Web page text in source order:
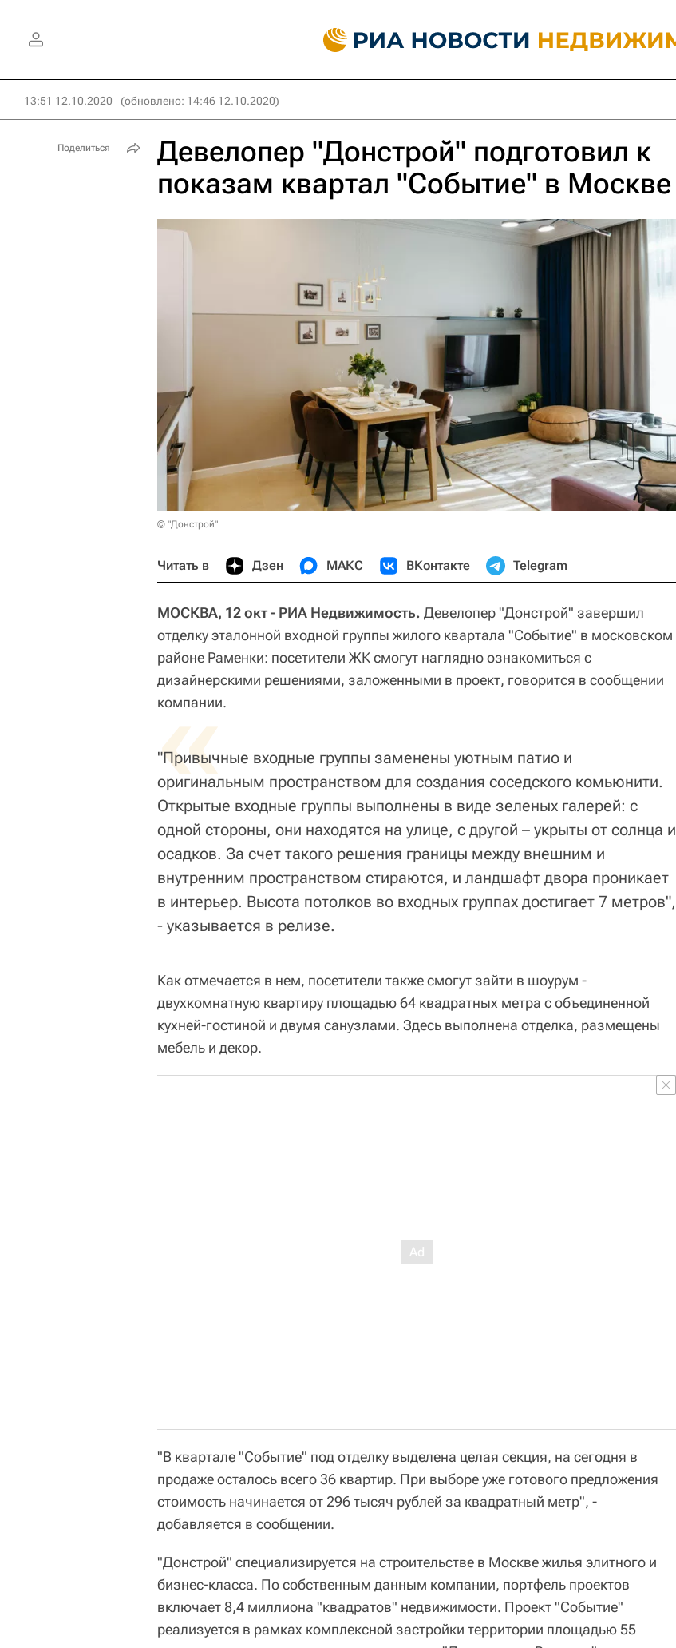
13:51 12.10.2020 (обновлено: 14:46 12.10.2020)
Девелопер "Донстрой" подготовил к
показам квартал "Событие" в Москве
© "Донстрой"
Читать в Дзен МАКС ВКонтакте Telegram
МОСКВА, 12 окт - РИА Недвижимость. Девелопер "Донстрой" завершил
отделку эталонной входной группы жилого квартала "Событие" в московском
районе Раменки: посетители ЖК смогут наглядно ознакомиться с
дизайнерскими решениями, заложенными в проект, говорится в сообщении
компании.
«
"Привычные входные группы заменены уютным патио и
оригинальным пространством для создания соседского комьюнити.
Открытые входные группы выполнены в виде зеленых галерей: с
одной стороны, они находятся на улице, с другой – укрыты от солнца и
осадков. За счет такого решения границы между внешним и
внутренним пространством стираются, и ландшафт двора проникает
в интерьер. Высота потолков во входных группах достигает 7 метров",
- указывается в релизе.
Как отмечается в нем, посетители также смогут зайти в шоурум -
двухкомнатную квартиру площадью 64 квадратных метра с объединенной
кухней-гостиной и двумя санузлами. Здесь выполнена отделка, размещены
мебель и декор.
"В квартале "Событие" под отделку выделена целая секция, на сегодня в
продаже осталось всего 36 квартир. При выборе уже готового предложения
стоимость начинается от 296 тысяч рублей за квадратный метр", -
добавляется в сообщении.
"Донстрой" специализируется на строительстве в Москве жилья элитного и
бизнес-класса. По собственным данным компании, портфель проектов
включает 8,4 миллиона "квадратов" недвижимости. Проект "Событие"
реализуется в рамках комплексной застройки территории площадью 55
Поделиться